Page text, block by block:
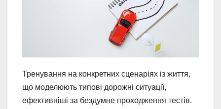
Тренування на конкретних сценаріях із життя,
що моделюють типові дорожні ситуації,
ефективніші за бездумне проходження тестів.